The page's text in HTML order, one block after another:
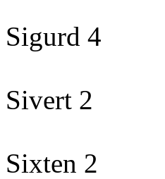
Sigurd 4
Sivert 2
Sixten 2